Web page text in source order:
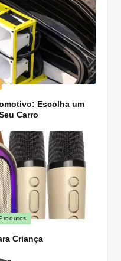
Escolha um
Carro
Criança